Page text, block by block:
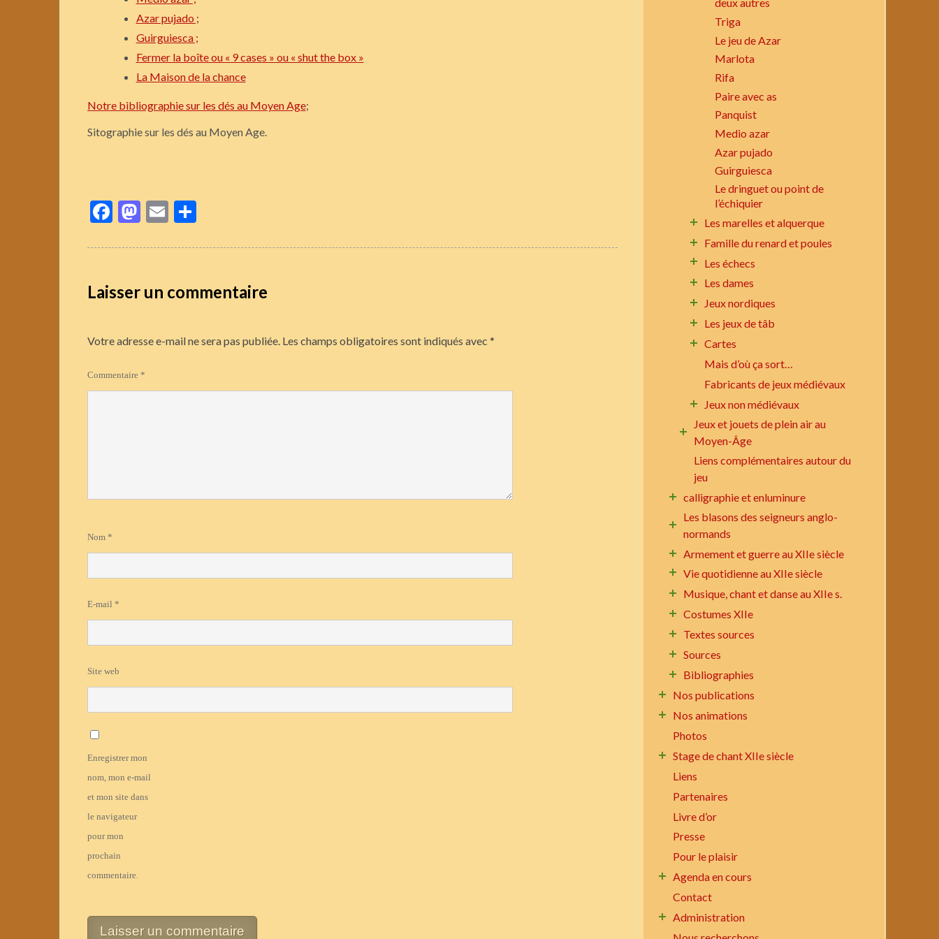
Azar pujado ;
Guirguiesca ;
Fermer la boîte ou « 9 cases » ou « shut the box »
La Maison de la chance
Notre bibliographie sur les dés au Moyen Age;
Sitographie sur les dés au Moyen Age.
Facebook
Mastodon
EmailPartager
Laisser un commentaire
Votre adresse e-mail ne sera pas publiée. Les champs obligatoires sont indiqués avec *
Commentaire *
Nom *
E-mail *
Site web
Enregistrer mon
nom, mon e-mail
et mon site dans
le navigateur
pour mon
prochain
commentaire.
deux autres
Triga
Le jeu de Azar
Marlota
Rifa
Paire avec as
Panquist
Medio azar
Azar pujado
Guirguiesca
Le dringuet ou point de
l’échiquier
Les marelles et alquerque
Famille du renard et poules
Les échecs
Les dames
Jeux nordiques
Les jeux de tâb
Cartes
Mais d’où ça sort…
Fabricants de jeux médiévaux
Jeux non médiévaux
Jeux et jouets de plein air au
Moyen-Âge
Liens complémentaires autour du
jeu
calligraphie et enluminure
Les blasons des seigneurs anglo-
normands
Armement et guerre au XIIe siècle
Vie quotidienne au XIIe siècle
Musique, chant et danse au XIIe s.
Costumes XIIe
Textes sources
Sources
Bibliographies
Nos publications
Nos animations
Photos
Stage de chant XIIe siècle
Liens
Partenaires
Livre d’or
Presse
Pour le plaisir
Agenda en cours
Contact
Administration